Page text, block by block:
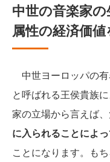
中世の音楽家
属性の経済価
中世ヨーロッパの
と呼ばれる王侯貴族
家の立場から言えば、
に入られることによ
ことになります。も